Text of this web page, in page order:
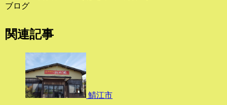
ブログ
関連記事
鯖江市